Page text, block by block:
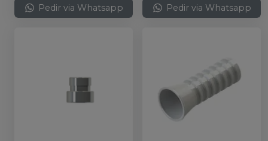
Pedir via Whatsapp Pedir via Whatsapp